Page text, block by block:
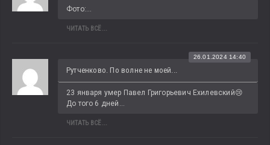
Фото:...
ЧИТАТЬ ВСЁ...
Рутченково. По волне не моей...
26.01.2024 14:40
23 января умер Павел Григорьевич Ехилевский😢
До того 6 дней...
ЧИТАТЬ ВСЁ...